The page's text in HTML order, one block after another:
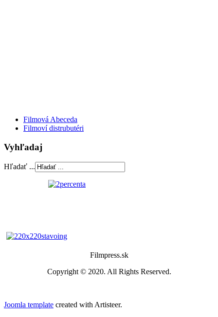
Filmová Abeceda
Filmoví distrubutéri
Vyhľadaj
Hľadať ...
Filmpress.sk
Copyright © 2020. All Rights Reserved.
Joomla template created with Artisteer.